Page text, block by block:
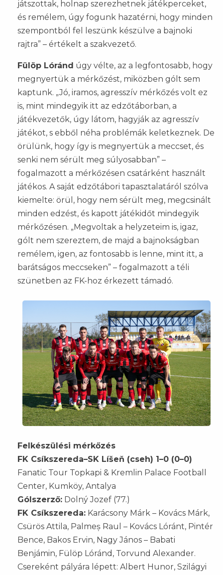
játszottak, holnap szerezhetnek játékperceket,
és remélem, úgy fogunk hazatérni, hogy minden
szempontból fel leszünk készülve a bajnoki
rajtra” – értékelt a szakvezető.
Fülöp Lóránd úgy vélte, az a legfontosabb, hogy
megnyertük a mérkőzést, miközben gólt sem
kaptunk. „Jó, iramos, agresszív mérkőzés volt ez
is, mint mindegyik itt az edzőtáborban, a
játékvezetők, úgy látom, hagyják az agresszív
játékot, s ebből néha problémák keletkeznek. De
örülünk, hogy így is megnyertük a meccset, és
senki nem sérült meg súlyosabban” –
fogalmazott a mérkőzésen csatárként használt
játékos. A saját edzőtábori tapasztalatáról szólva
kiemelte: örül, hogy nem sérült meg, megcsinált
minden edzést, és kapott játékidőt mindegyik
mérkőzésen. „Megvoltak a helyzeteim is, igaz,
gólt nem szereztem, de majd a bajnokságban
remélem, igen, az fontosabb is lenne, mint itt, a
barátságos meccseken” – fogalmazott a téli
szünetben az FK-hoz érkezett támadó.
Felkészülési mérkőzés
FK Csíkszereda–SK Líšeň (cseh) 1–0 (0–0)
Fanatic Tour Topkapi & Kremlin Palace Football
Center, Kumköy, Antalya
Gólszerző: Dolný Jozef (77.)
FK Csíkszereda: Karácsony Márk – Kovács Márk,
Csürös Attila, Palmeș Raul – Kovács Lóránt, Pintér
Bence, Bakos Ervin, Nagy János – Babati
Benjámin, Fülöp Lóránd, Torvund Alexander.
Csereként pályára lépett: Albert Hunor, Szilágyi